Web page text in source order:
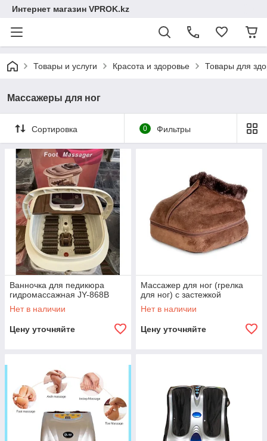
Интернет магазин VPROK.kz
Товары и услуги Красота и здоровье Товары для
Массажеры для ног
Сортировка 0 Фильтры
Ванночка для педикюра
гидромассажная JY-868В
Нет в наличии
Цену уточняйте
Массажер для ног (грелка
для ног) с застежкой
Нет в наличии
Цену уточняйте